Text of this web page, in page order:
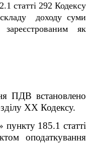
статті 292 Кодексу
доходу суми
як
ПДВ встановлено
XX Кодексу.
пункту 185.1 статті
оподаткування